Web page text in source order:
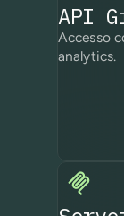
API
Accesso
analytics.